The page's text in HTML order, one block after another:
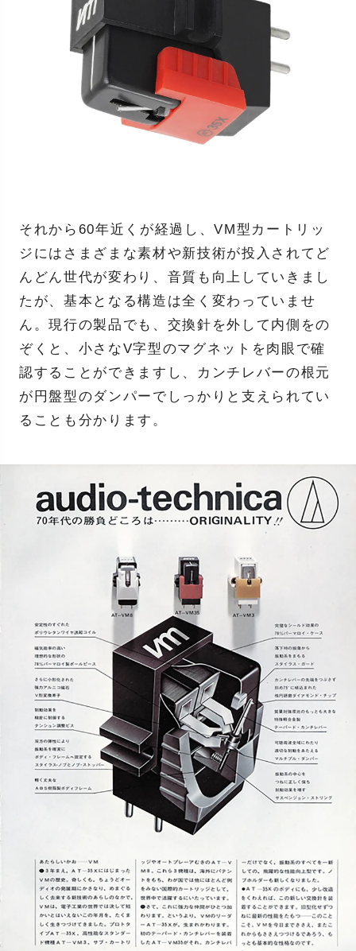
それから60年近くが経過し、VM型カートリッ
ジにはさまざまな素材や新技術が投入されてど
んどん世代が変わり、音質も向上していきまし
たが、基本となる構造は全く変わっていませ
ん。現行の製品でも、交換針を外して内側をの
ぞくと、小さなV字型のマグネットを肉眼で確
認することができますし、カンチレバーの根元
が円盤型のダンパーでしっかりと支えられてい
ることも分かります。